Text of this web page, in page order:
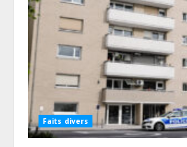
Faits divers